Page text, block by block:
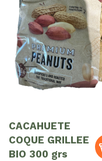
CACAHUETE
COQUE GRILLEE
BIO 300 grs